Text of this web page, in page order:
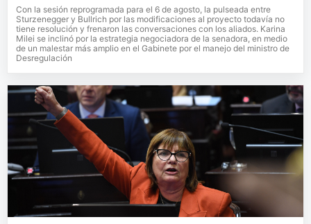
Con la sesión reprogramada para el 6 de agosto, la pulseada entre
Sturzenegger y Bullrich por las modificaciones al proyecto todavía no
tiene resolución y frenaron las conversaciones con los aliados. Karina
Milei se inclinó por la estrategia negociadora de la senadora, en medio
de un malestar más amplio en el Gabinete por el manejo del ministro de
Desregulación